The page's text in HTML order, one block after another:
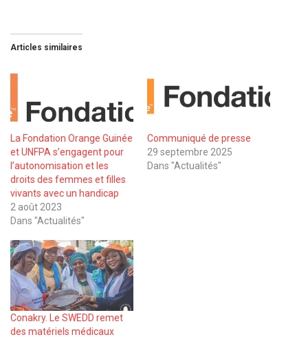
Articles similaires
La Fondation Orange Guinée
et UNFPA s’engagent pour
l’autonomisation et les
droits des femmes et filles
vivants avec un handicap
2 août 2023
Dans "Actualités"
Communiqué de presse
29 septembre 2025
Dans "Actualités"
Conakry. Le SWEDD remet
des matériels médicaux